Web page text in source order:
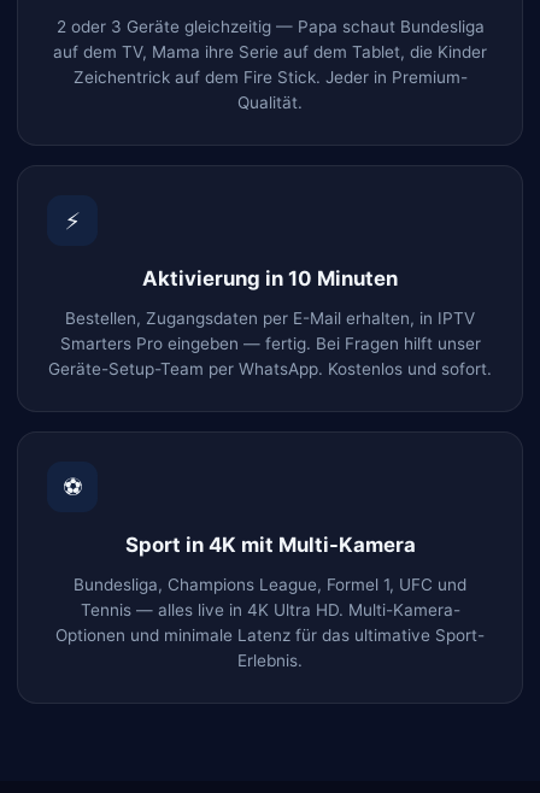
2 oder 3 Geräte gleichzeitig — Papa schaut Bundesliga
auf dem TV, Mama ihre Serie auf dem Tablet, die Kinder
Zeichentrick auf dem Fire Stick. Jeder in Premium-
Qualität.
⚡
Aktivierung in 10 Minuten
Bestellen, Zugangsdaten per E-Mail erhalten, in IPTV
Smarters Pro eingeben — fertig. Bei Fragen hilft unser
Geräte-Setup-Team per WhatsApp. Kostenlos und sofort.
⚽
Sport in 4K mit Multi-Kamera
Bundesliga, Champions League, Formel 1, UFC und
Tennis — alles live in 4K Ultra HD. Multi-Kamera-
Optionen und minimale Latenz für das ultimative Sport-
Erlebnis.